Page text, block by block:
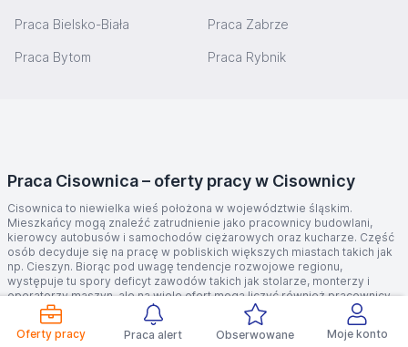
Oferty pracy Praca alert Obserwowane Moje konto
Praca Bielsko-Biała Praca Zabrze
Praca Bytom Praca Rybnik
Praca Cisownica – oferty pracy w Cisownicy
Cisownica to niewielka wieś położona w województwie śląskim.
Mieszkańcy mogą znaleźć zatrudnienie jako pracownicy budowlani,
kierowcy autobusów i samochodów ciężarowych oraz kucharze. Część
osób decyduje się na pracę w pobliskich większych miastach takich jak
np. Cieszyn. Biorąc pod uwagę tendencje rozwojowe regionu,
występuje tu spory deficyt zawodów takich jak stolarze, monterzy i
operatorzy maszyn, ale na wiele ofert mogą liczyć również pracownicy
przetwórstwa spożywczego, magazynierzy, kasjerzy i sprzedawcy oraz
kucharze. W okolicznych większych miastach znajdzie się praca dla
informatyków i programistów, a także specjalistów od automatyki i